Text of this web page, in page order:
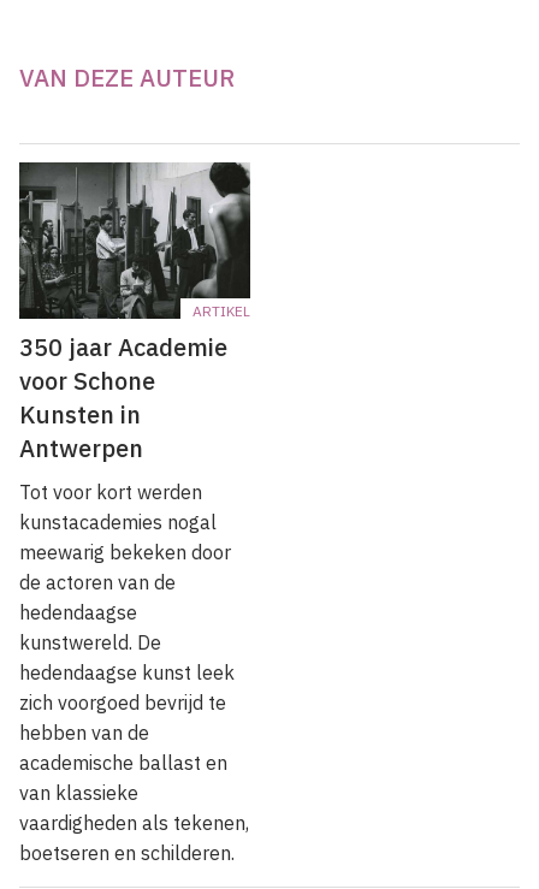
VAN DEZE AUTEUR
ARTIKEL
350 jaar Academie
voor Schone
Kunsten in
Antwerpen
Tot voor kort werden
kunstacademies nogal
meewarig bekeken door
de actoren van de
hedendaagse
kunstwereld. De
hedendaagse kunst leek
zich voorgoed bevrijd te
hebben van de
academische ballast en
van klassieke
vaardigheden als tekenen,
boetseren en schilderen.